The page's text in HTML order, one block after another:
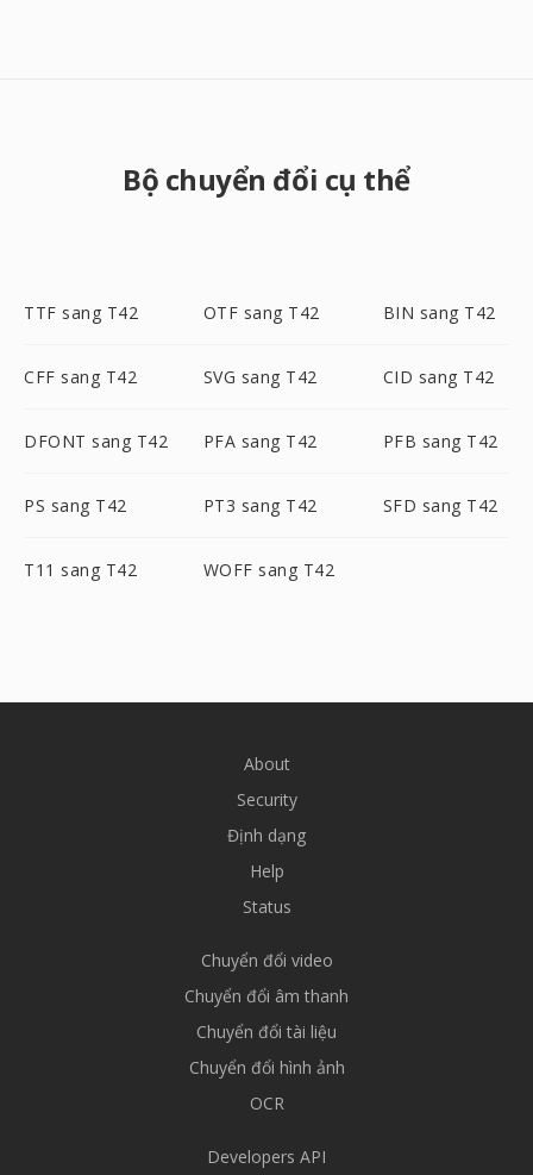
Bộ chuyển đổi cụ thể
TTF sang T42 OTF sang T42 BIN sang T42
CFF sang T42 SVG sang T42 CID sang T42
DFONT sang T42 PFA sang T42 PFB sang T42
PS sang T42 PT3 sang T42 SFD sang T42
T11 sang T42 WOFF sang T42
About
Security
Định dạng
Help
Status
Chuyển đổi video
Chuyển đổi âm thanh
Chuyển đổi tài liệu
Chuyển đổi hình ảnh
OCR
Developers API